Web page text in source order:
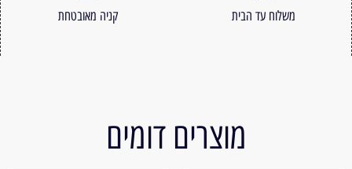
משלוח עד הבית קניה מאובטחת
מוצרים דומים